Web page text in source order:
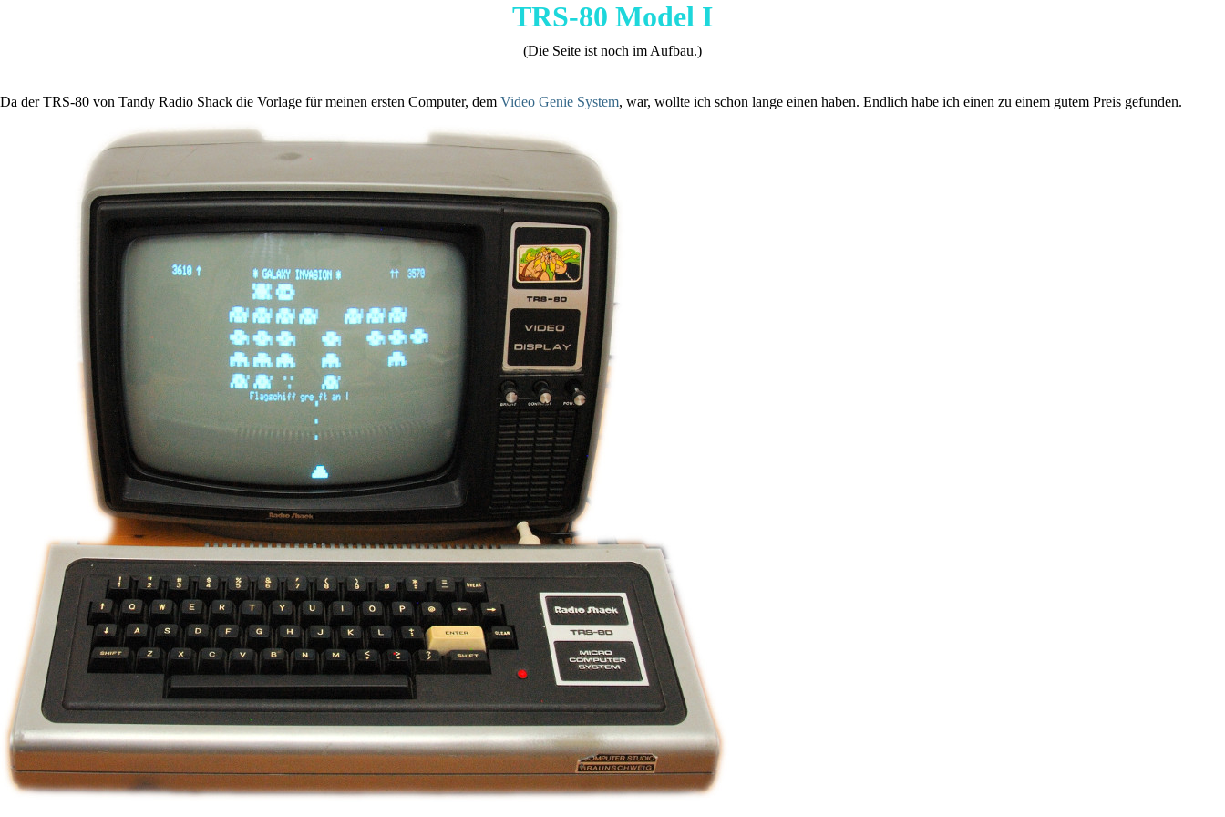
TRS-80 Model I
(Die Seite ist noch im Aufbau.)
Da der TRS-80 von Tandy Radio Shack die Vorlage für meinen ersten Computer, dem Video Genie System, war, wollte ich schon lange einen haben. Endlich habe ich einen zu einem gutem Preis gefunden.